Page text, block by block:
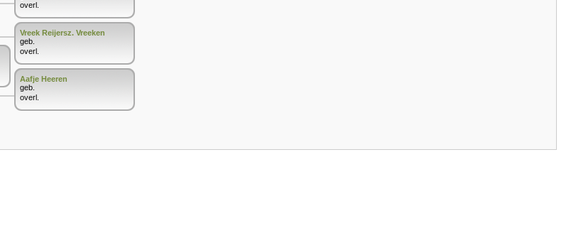
overl.
Vreek Reijersz. Vreeken
geb.
overl.
Aafje Heeren
geb.
overl.